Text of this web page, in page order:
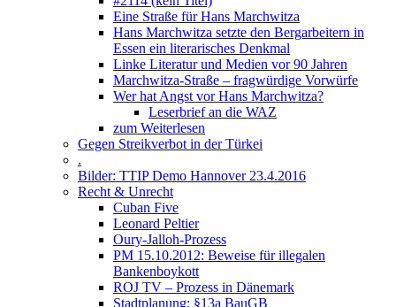
Eine Straße für Hans Marchwitza
Hans Marchwitza setzte den Bergarbeitern in
Essen ein literarisches Denkmal
Linke Literatur und Medien vor 90 Jahren
Marchwitza-Straße – fragwürdige Vorwürfe
Wer hat Angst vor Hans Marchwitza?
Leserbrief an die WAZ
zum Weiterlesen
Gegen Streikverbot in der Türkei
.
Bilder: TTIP Demo Hannover 23.4.2016
Recht & Unrecht
Cuban Five
Leonard Peltier
Oury-Jalloh-Prozess
PM 15.10.2012: Beweise für illegalen
Bankenboykott
ROJ TV – Prozess in Dänemark
Stadtplanung: §13a BauGB